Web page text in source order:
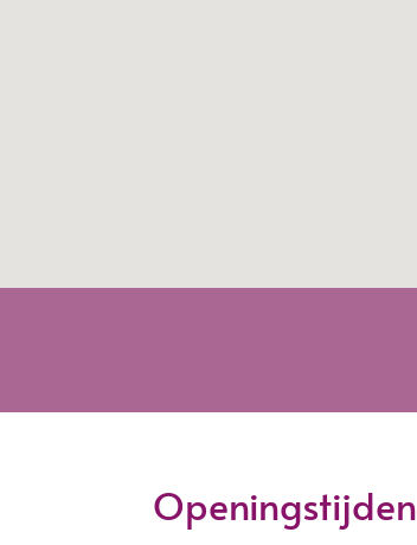
Openingstijden